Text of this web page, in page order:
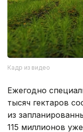
Кадр из видео
Ежегодно
тысяч гектаров
из
115 миллионов